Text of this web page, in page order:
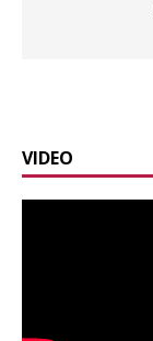
VIDEO